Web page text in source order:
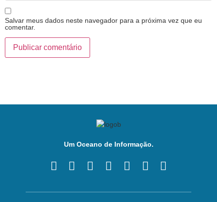
Salvar meus dados neste navegador para a próxima vez que eu
comentar.
Um Oceano de Informação.